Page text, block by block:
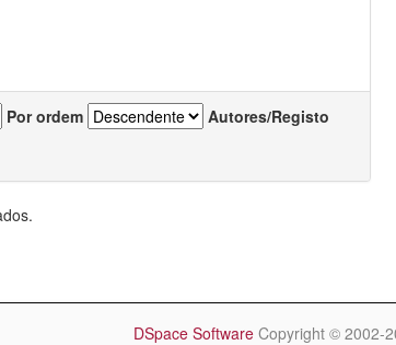
Por ordem Autores/Registo
DSpace Software Copyright © 2002-